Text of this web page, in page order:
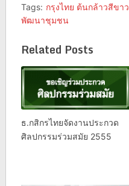
Tags: กรุงไทย ต้นกล้าวสีขาว
พัฒนาชุมชน
Related Posts
ธ.กสิกรไทยจัดงานประกวด
ศิลปกรรมร่วมสมัย 2555